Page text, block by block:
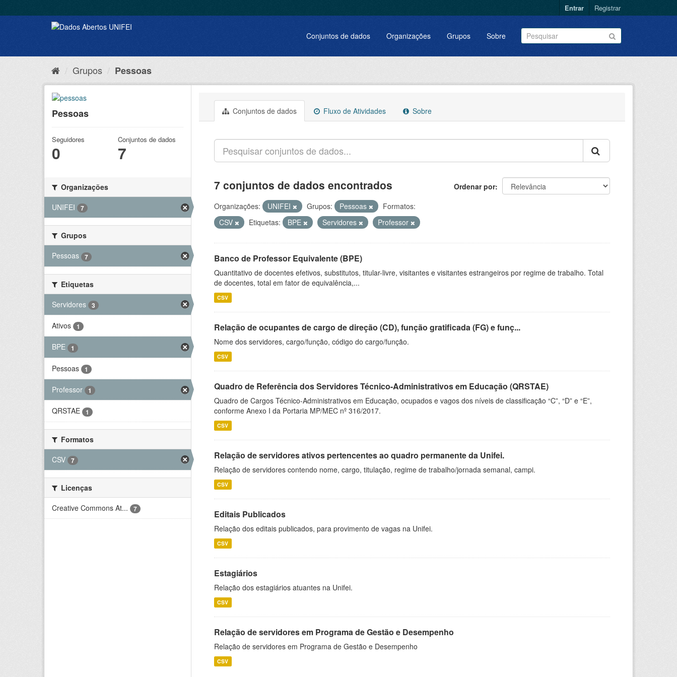
Entrar Registrar
Conjuntos de dados Organizações Grupos Sobre
Grupos Pessoas
Pessoas
Seguidores
0
Conjuntos de dados
7
Organizações
UNIFEI
7
Grupos
Pessoas
7
Etiquetas
Servidores
3
Ativos 1
BPE 1
Pessoas 1
Professor 1
QRSTAE 1
Formatos
CSV
7
Licenças
Creative Commons At...
7
Conjuntos de dados Fluxo de Atividades Sobre
Ordenar por
7 conjuntos de dados encontrados
Organizações: UNIFEI Grupos: Pessoas
Formatos:
CSV
Etiquetas: BPE Servidores Professor
Banco de Professor Equivalente (BPE)
Quantitativo de docentes efetivos, substitutos, titular-livre, visitantes e visitantes estrangeiros por regime de trabalho. Total
de docentes, total em fator de equivalência,...
CSV
Relação de ocupantes de cargo de direção (CD), função gratificada (FG) e funç...
Nome dos servidores, cargo/função, código do cargo/função.
CSV
Quadro de Referência dos Servidores Técnico-Administrativos em Educação (QRSTAE)
Quadro de Cargos Técnico-Administrativos em Educação, ocupados e vagos dos níveis de classificação “C”, “D” e “E”,
conforme Anexo I da Portaria MP/MEC nº 316/2017.
CSV
Relação de servidores ativos pertencentes ao quadro permanente da Unifei.
Relação de servidores contendo nome, cargo, titulação, regime de trabalho/jornada semanal, campi.
CSV
Editais Publicados
Relação dos editais publicados, para provimento de vagas na Unifei.
CSV
Estagiários
Relação dos estagiários atuantes na Unifei.
CSV
Relação de servidores em Programa de Gestão e Desempenho
Relação de servidores em Programa de Gestão e Desempenho
CSV